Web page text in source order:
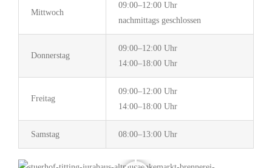
Mittwoch
09:00–12:00 Uhr
nachmittags geschlossen
Donnerstag
09:00–12:00 Uhr
14:00–18:00 Uhr
Freitag
09:00–12:00 Uhr
14:00–18:00 Uhr
Samstag 08:00–13:00 Uhr